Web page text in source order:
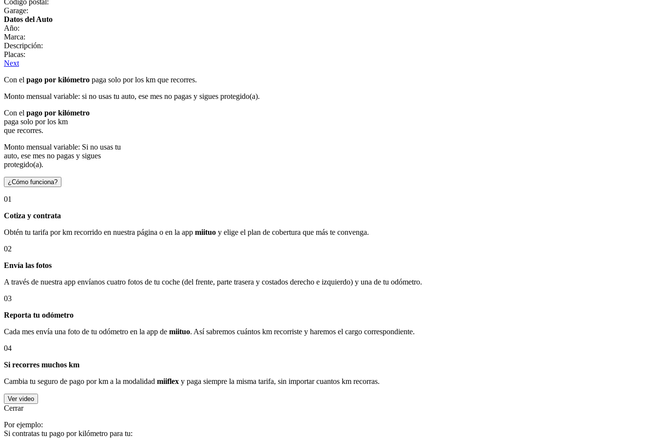
Garage:
Datos del Auto
Año:
Marca:
Descripción:
Placas:
Next
Con el pago por kilómetro paga solo por los km que recorres.
Monto mensual variable: si no usas tu auto, ese mes no pagas y sigues protegido(a).
Con el pago por kilómetro
paga solo por los km
que recorres.
Monto mensual variable: Si no usas tu
auto, ese mes no pagas y sigues
protegido(a).
¿Cómo funciona?
01
Cotiza y contrata
Obtén tu tarifa por km recorrido en nuestra página o en la app miituo y elige el plan de cobertura que más te convenga.
02
Envía las fotos
A través de nuestra app envíanos cuatro fotos de tu coche (del frente, parte trasera y costados derecho e izquierdo) y una de tu odómetro.
03
Reporta tu odómetro
Cada mes envía una foto de tu odómetro en la app de miituo. Así sabremos cuántos km recorriste y haremos el cargo correspondiente.
04
Si recorres muchos km
Cambia tu seguro de pago por km a la modalidad miiflex y paga siempre la misma tarifa, sin importar cuantos km recorras.
Ver video
Cerrar
Por ejemplo:
Si contratas tu pago por kilómetro para tu: